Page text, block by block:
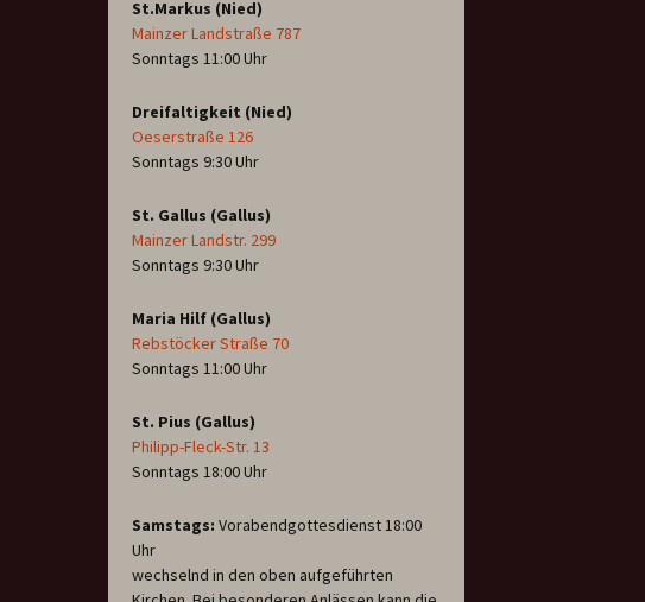
St.Markus (Nied)
Mainzer Landstraße 787
Sonntags 11:00 Uhr
Dreifaltigkeit (Nied)
Oeserstraße 126
Sonntags 9:30 Uhr
St. Gallus (Gallus)
Mainzer Landstr. 299
Sonntags 9:30 Uhr
Maria Hilf (Gallus)
Rebstöcker Straße 70
Sonntags 11:00 Uhr
St. Pius (Gallus)
Philipp-Fleck-Str. 13
Sonntags 18:00 Uhr
Samstags: Vorabendgottesdienst 18:00
Uhr
wechselnd in den oben aufgeführten